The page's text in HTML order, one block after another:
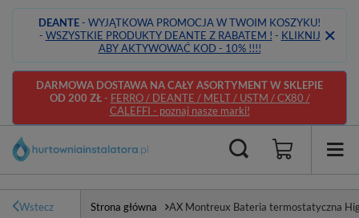
DEANTE- WYJĄTKOWA PROMOCJA W TWOIM KOSZYKU!
- WSZYSTKIE PRODUKTY DEANTE Z RABATEM ! - KLIKNIJ
ABY AKTYWOWAĆ KOD - 10% !!!!
DARMOWA DOSTAWA NA CAŁY ASORTYMENT W SKLEPIE
OD 200 ZŁ- FERRO / DEANTE / MELT / USTM / CX80 /
CALEFFI - poznaj nasze marki!
Wstecz Strona główna AX Montreux Bateria termostatyczna